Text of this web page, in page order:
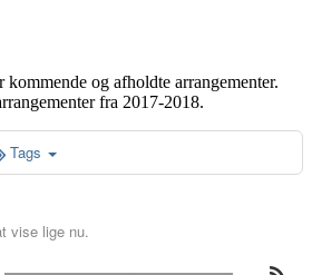
og afholdte arrangementer.
fra 2017-2018.
Tags
vise lige nu.